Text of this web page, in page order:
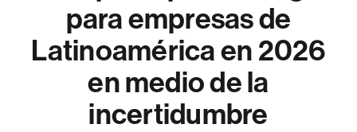
para empresas de
Latinoamérica en 2026
en medio de la
incertidumbre